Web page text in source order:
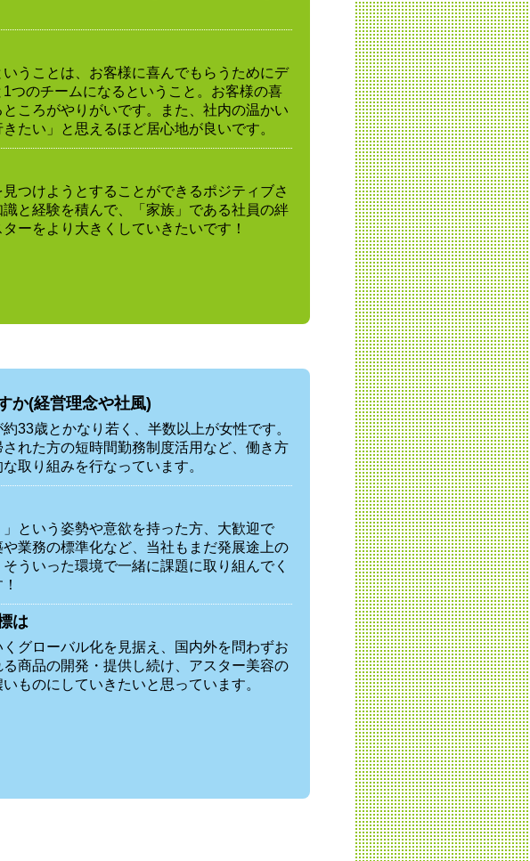
うことは、お客様に喜んでもらうためにデ
つのチームになるということ。お客様の喜
ころがやりがいです。また、社内の温かい
たい」と思えるほど居心地が良いです。
つけようとすることができるポジティブさ
と経験を積んで、「家族」である社員の絆
ーをより大きくしていきたいです！
か(経営理念や社風)
33歳とかなり若く、半数以上が女性です。
れた方の短時間勤務制度活用など、働き方
取り組みを行なっています。
」という姿勢や意欲を持った方、大歓迎で
業務の標準化など、当社もまだ発展途上の
ういった環境で一緒に課題に取り組んでく
は
グローバル化を見据え、国内外を問わずお
商品の開発・提供し続け、アスター美容の
ものにしていきたいと思っています。